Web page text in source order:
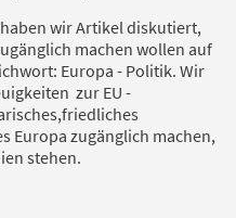
wir Artikel diskutiert,
machen wollen auf
Europa - Politik. Wir
zur EU -
Europa zugänglich machen,
stehen.